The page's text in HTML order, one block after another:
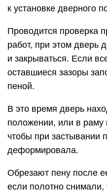
к установке дверного
Проводится проверка
работ, при этом дверь
и закрываться. Если
оставшиеся зазоры
пеной.
В это время дверь
положении, или в раму
чтобы при застывании
деформировала.
Обрезают пену после
если полотно